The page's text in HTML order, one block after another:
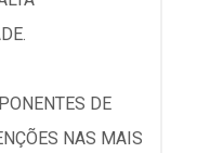
DE
NAS MAIS